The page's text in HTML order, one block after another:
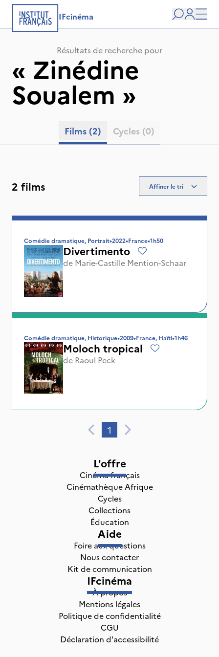
IFcinéma
user
Résultats de recherche pour
« Zinédine
Soualem »
Films (2) Cycles (0)
2 films Affiner le tri
Comédie dramatique, Portrait•2022•France•1h50
Divertimento
de Marie-Castille Mention-Schaar
Comédie dramatique, Historique•2009•France, Haïti•1h46
Moloch tropical
de Raoul Peck
1
L'offre
Cinéma français
Cinémathèque Afrique
Cycles
Collections
Éducation
Aide
Foire aux questions
Nous contacter
Kit de communication
IFcinéma
À propos
Mentions légales
Politique de confidentialité
CGU
Déclaration d'accessibilité